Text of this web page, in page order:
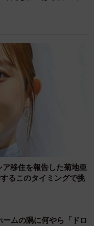
ア移住を報告した菊地亜
るこのタイミングで挑
ムの隅に何やら「ドロ